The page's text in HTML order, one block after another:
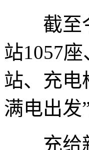
截至今
站1057
站、充电
满电出发
充给新